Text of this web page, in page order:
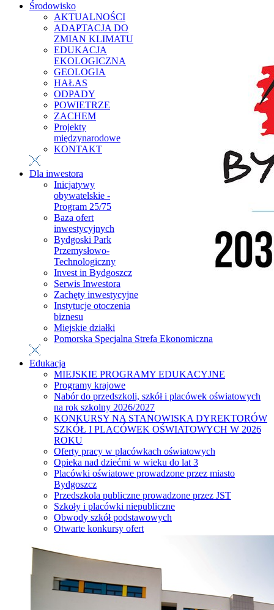
Środowisko
AKTUALNOŚCI
ADAPTACJA DO
ZMIAN KLIMATU
EDUKACJA
EKOLOGICZNA
GEOLOGIA
HAŁAS
ODPADY
POWIETRZE
ZACHEM
Projekty
międzynarodowe
KONTAKT
Dla inwestora
Inicjatywy
obywatelskie -
Program 25/75
Baza ofert
inwestycyjnych
Bydgoski Park
Przemysłowo-
Technologiczny
Invest in Bydgoszcz
Serwis Inwestora
Zachęty inwestycyjne
Instytucje otoczenia
biznesu
Miejskie działki
Pomorska Specjalna Strefa Ekonomiczna
Edukacja
MIEJSKIE PROGRAMY EDUKACYJNE
Programy krajowe
Nabór do przedszkoli, szkół i placówek oświatowych
na rok szkolny 2026/2027
KONKURSY NA STANOWISKA DYREKTORÓW
SZKÓŁ I PLACÓWEK OŚWIATOWYCH W 2026
ROKU
Oferty pracy w placówkach oświatowych
Opieka nad dziećmi w wieku do lat 3
Placówki oświatowe prowadzone przez miasto
Bydgoszcz
Przedszkola publiczne prowadzone przez JST
Szkoły i placówki niepubliczne
Obwody szkół podstawowych
Otwarte konkursy ofert